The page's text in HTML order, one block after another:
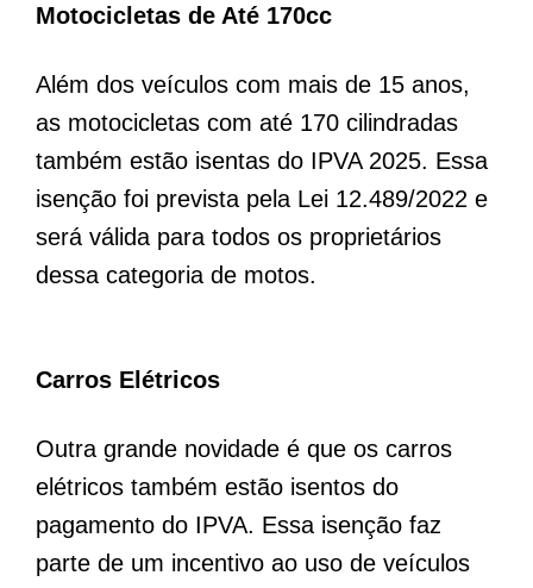
Motocicletas de Até 170cc
Além dos veículos com mais de 15 anos,
as motocicletas com até 170 cilindradas
também estão isentas do IPVA 2025. Essa
isenção foi prevista pela Lei 12.489/2022 e
será válida para todos os proprietários
dessa categoria de motos.
Carros Elétricos
Outra grande novidade é que os carros
elétricos também estão isentos do
pagamento do IPVA. Essa isenção faz
parte de um incentivo ao uso de veículos